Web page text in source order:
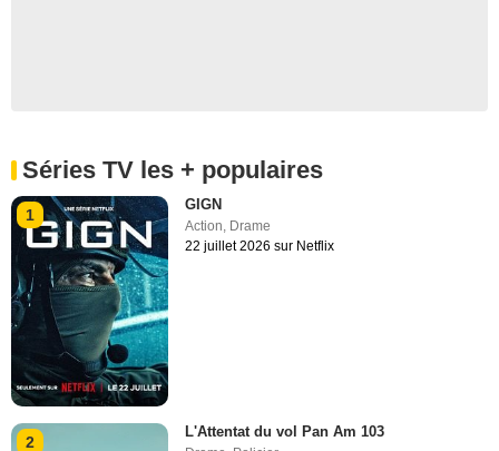
Séries TV les + populaires
1
GIGN
Action, Drame
22 juillet 2026 sur Netflix
2
L'Attentat du vol Pan Am 103